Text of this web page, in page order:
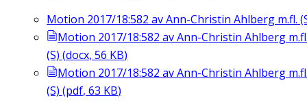
Motion 2017/18:582 av Ann-Christin Ahlberg m.fl.
Motion 2017/18:582 av Ann-Christin Ahlberg
(S) (docx, 56 KB)
Motion 2017/18:582 av Ann-Christin Ahlberg
(S) (pdf, 63 KB)